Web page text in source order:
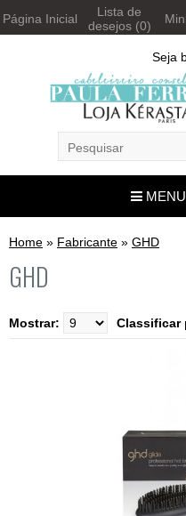
Página Inicial
Lista de
desejos (0)
Seja
MENU
Home » Fabricante » GHD
GHD
Mostrar: Classificar